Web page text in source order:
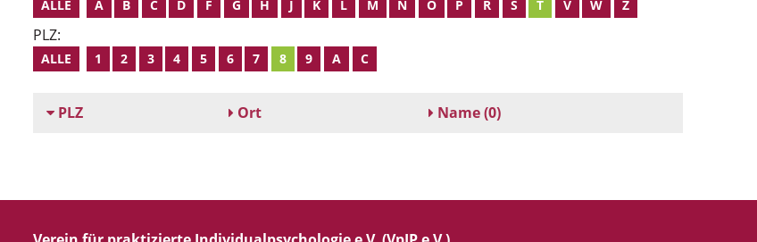
ALLE A B C D F G H J K L M N O P R S T V W Z
PLZ:
ALLE 1 2 3 4 5 6 7 8 9 A C
PLZ Ort Name(0)